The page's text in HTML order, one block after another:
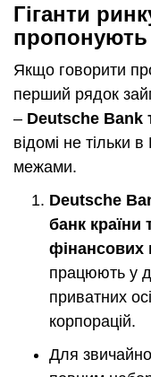
Гіганти
пропонують
Якщо говорити
перший рядок
– Deutsche Bank
відомі не тільки
межами.
Deutsche
банк країни
фінансових
працюють у
приватних
корпорацій.
Для